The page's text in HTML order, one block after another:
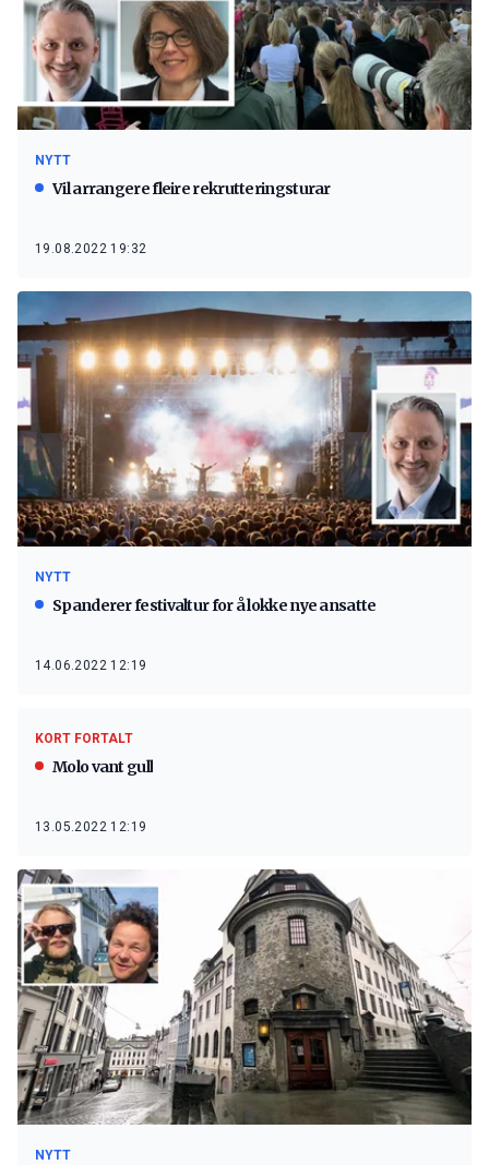
NYTT
Vil arrangere fleire rekrutteringsturar
19.08.2022 19:32
NYTT
Spanderer festivaltur for å lokke nye ansatte
14.06.2022 12:19
KORT FORTALT
Molo vant gull
13.05.2022 12:19
NYTT